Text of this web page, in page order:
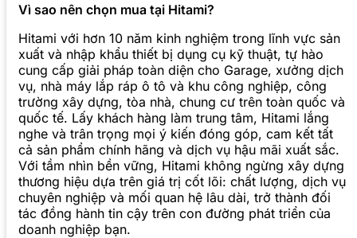
Vì sao nên chọn mua tại Hitami?
Hitami với hơn 10 năm kinh nghiệm trong lĩnh vực sản
xuất và nhập khẩu thiết bị dụng cụ kỹ thuật, tự hào
cung cấp giải pháp toàn diện cho Garage, xưởng dịch
vụ, nhà máy lắp ráp ô tô và khu công nghiệp, công
trường xây dựng, tòa nhà, chung cư trên toàn quốc và
quốc tế. Lấy khách hàng làm trung tâm, Hitami lắng
nghe và trân trọng mọi ý kiến đóng góp, cam kết tất
cả sản phẩm chính hãng và dịch vụ hậu mãi xuất sắc.
Với tầm nhìn bền vững, Hitami không ngừng xây dựng
thương hiệu dựa trên giá trị cốt lõi: chất lượng, dịch vụ
chuyên nghiệp và mối quan hệ lâu dài, trở thành đối
tác đồng hành tin cậy trên con đường phát triển của
doanh nghiệp bạn.